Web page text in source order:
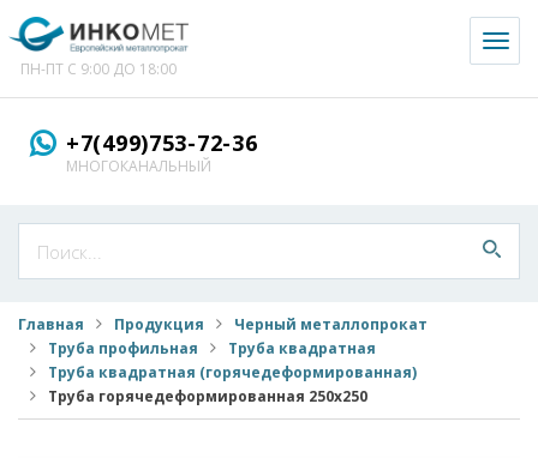
ПН-ПТ С 9:00 ДО 18:00
+7(499)753-72-36
МНОГОКАНАЛЬНЫЙ
Главная Продукция
Черный металлопрокат
Труба профильная
Труба квадратная
Труба квадратная (горячедеформированная)
Труба горячедеформированная 250x250